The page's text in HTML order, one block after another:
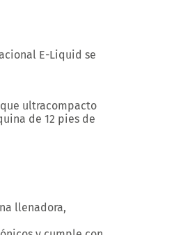
E-Liquid se
ultracompacto
de 12 pies de
llenadora,